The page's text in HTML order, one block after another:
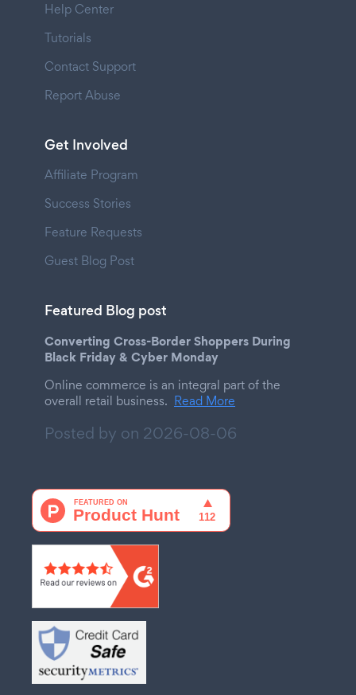
Help Center
Tutorials
Contact Support
Report Abuse
Get Involved
Affiliate Program
Success Stories
Feature Requests
Guest Blog Post
Featured Blog post
Converting Cross-Border Shoppers During
Black Friday & Cyber Monday
Online commerce is an integral part of the
overall retail business. Read More
Posted by on 2026-08-06